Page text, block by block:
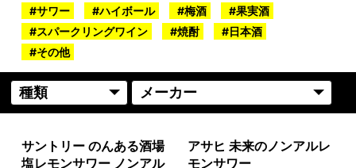
サワー
ハイボール 梅酒
果実酒
スパークリングワイン
焼酎
日本酒
その他
サントリー のんある酒場
塩レモンサワー ノンアル
アサヒ 未来のノンアルレ
モンサワー